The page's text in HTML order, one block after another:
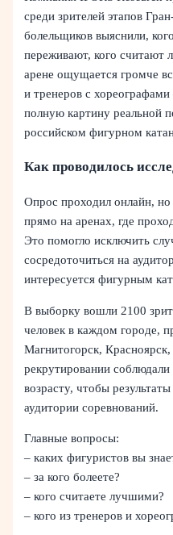
среди зрителей этапов
болельщиков выяснили,
переживают, кого считают
арене ощущается громче
и тренеров с
полную картину реальной
российском фигурном
Как проводилось
Опрос проходил онлайн, но
прямо на аренах, где
Это помогло исключить
сосредоточиться на
интересуется фигурным
В выборку вошли 2100
человек в каждом городе,
Магнитогорск,
рекрутировании
возрасту, чтобы
аудитории соревнований.
Главные вопросы:
– каких фигуристов вы
– за кого болеете?
– кого считаете лучшими?
– кого из тренеров и